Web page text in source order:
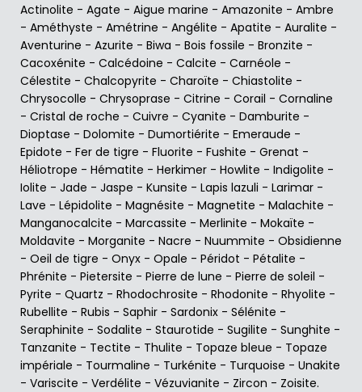
Actinolite - Agate - Aigue marine - Amazonite - Ambre
- Améthyste - Amétrine - Angélite - Apatite - Auralite -
Aventurine - Azurite - Biwa - Bois fossile - Bronzite -
Cacoxénite - Calcédoine - Calcite - Carnéole -
Célestite - Chalcopyrite - Charoïte - Chiastolite -
Chrysocolle - Chrysoprase - Citrine - Corail - Cornaline
- Cristal de roche - Cuivre - Cyanite - Damburite -
Dioptase - Dolomite - Dumortiérite - Emeraude -
Epidote - Fer de tigre - Fluorite - Fushite - Grenat -
Héliotrope - Hématite - Herkimer - Howlite - Indigolite -
Iolite - Jade - Jaspe - Kunsite - Lapis lazuli - Larimar -
Lave - Lépidolite - Magnésite - Magnetite - Malachite -
Manganocalcite - Marcassite - Merlinite - Mokaïte -
Moldavite - Morganite - Nacre - Nuummite - Obsidienne
- Oeil de tigre - Onyx - Opale - Péridot - Pétalite -
Phrénite - Pietersite - Pierre de lune - Pierre de soleil -
Pyrite - Quartz - Rhodochrosite - Rhodonite - Rhyolite -
Rubellite - Rubis - Saphir - Sardonix - Sélénite -
Seraphinite - Sodalite - Staurotide - Sugilite - Sunghite -
Tanzanite - Tectite - Thulite - Topaze bleue - Topaze
impériale - Tourmaline - Turkénite - Turquoise - Unakite
- Variscite - Verdélite - Vézuvianite - Zircon - Zoisite.